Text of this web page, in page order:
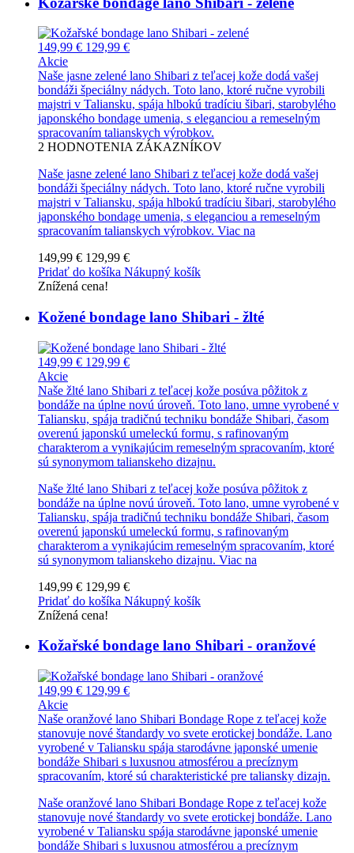
149,99 € 129,99 €
Akcie
Naše jasne zelené lano Shibari z teľacej kože dodá vašej
bondáži špeciálny nádych. Toto lano, ktoré ručne vyrobili
majstri v Taliansku, spája hlbokú tradíciu šibari, starobylého
japonského bondage umenia, s eleganciou a remeselným
spracovaním talianskych výrobkov.
2 HODNOTENIA ZÁKAZNÍKOV
Naše jasne zelené lano Shibari z teľacej kože dodá vašej
bondáži špeciálny nádych. Toto lano, ktoré ručne vyrobili
majstri v Taliansku, spája hlbokú tradíciu šibari, starobylého
japonského bondage umenia, s eleganciou a remeselným
spracovaním talianskych výrobkov. Viac na
149,99 € 129,99 €
Pridať do košíka Nákupný košík
Znížená cena!
Kožené bondage lano Shibari - žlté
149,99 € 129,99 €
Akcie
Naše žlté lano Shibari z teľacej kože posúva pôžitok z
bondáže na úplne novú úroveň. Toto lano, umne vyrobené v
Taliansku, spája tradičnú techniku bondáže Shibari, časom
overenú japonskú umeleckú formu, s rafinovaným
charakterom a vynikajúcim remeselným spracovaním, ktoré
sú synonymom talianskeho dizajnu.
Naše žlté lano Shibari z teľacej kože posúva pôžitok z
bondáže na úplne novú úroveň. Toto lano, umne vyrobené v
Taliansku, spája tradičnú techniku bondáže Shibari, časom
overenú japonskú umeleckú formu, s rafinovaným
charakterom a vynikajúcim remeselným spracovaním, ktoré
sú synonymom talianskeho dizajnu. Viac na
149,99 € 129,99 €
Pridať do košíka Nákupný košík
Znížená cena!
Kožařské bondage lano Shibari - oranžové
149,99 € 129,99 €
Akcie
Naše oranžové lano Shibari Bondage Rope z teľacej kože
stanovuje nové štandardy vo svete erotickej bondáže. Lano
vyrobené v Taliansku spája starodávne japonské umenie
bondáže Shibari s luxusnou atmosférou a precíznym
spracovaním, ktoré sú charakteristické pre taliansky dizajn.
Naše oranžové lano Shibari Bondage Rope z teľacej kože
stanovuje nové štandardy vo svete erotickej bondáže. Lano
vyrobené v Taliansku spája starodávne japonské umenie
bondáže Shibari s luxusnou atmosférou a precíznym